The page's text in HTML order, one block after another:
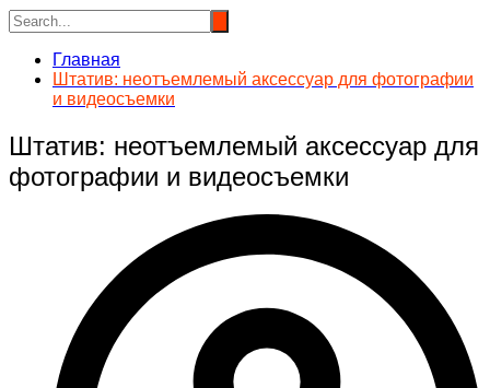
Главная
Штатив: неотъемлемый аксессуар для фотографии
и видеосъемки
Штатив: неотъемлемый аксессуар для
фотографии и видеосъемки